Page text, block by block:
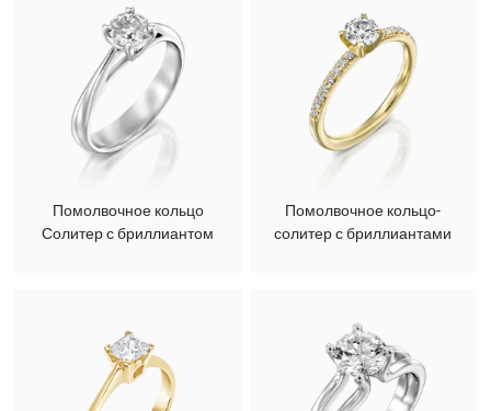
Помолвочное кольцо
Солитер с бриллиантом
Помолвочное кольцо-
солитер с бриллиантами